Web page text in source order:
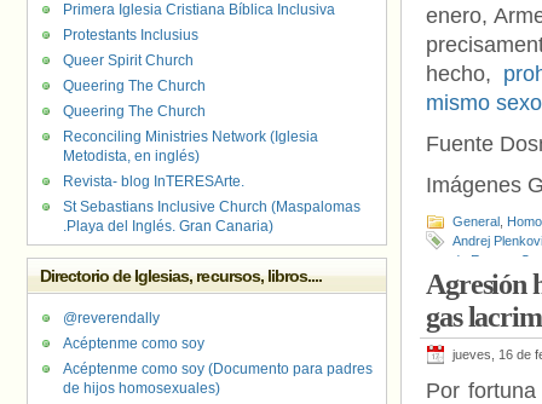
enero,
hecho,
mismo sexo
Fuente
Imágenes
General
Andrej
de Europa
Babulkova,
LGBT Action,
Agresión
gas
jueves, 16 de
Por fortuna
Primera Iglesia Cristiana Bíblica Inclusiva
Protestants Inclusius
Queer Spirit Church
Queering The Church
Queering The Church
Reconciling Ministries Network (Iglesia
Metodista, en inglés)
Revista- blog InTERESArte.
St Sebastians Inclusive Church (Maspalomas
.Playa del Inglés. Gran Canaria)
Directorio de Iglesias, recursos, libros....
@reverendally
Acéptenme como soy
Acéptenme como soy (Documento para padres
de hijos homosexuales)